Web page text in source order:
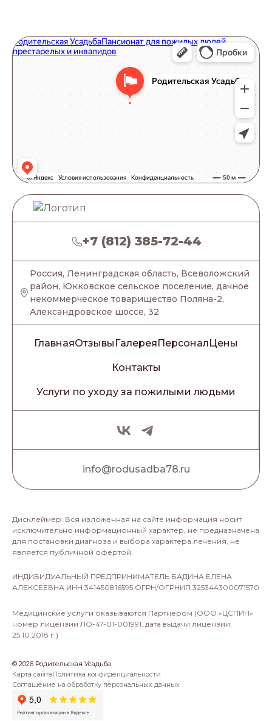
+7 (812) 385-72-44
Россия, Ленинградская область, Всеволожский
район, Юкковское сельское поселение, дачное
некоммерческое товарищество Поляна-2,
Александровское шоссе, 32
ГлавнаяОтзывы Галерея Персонал Цены
Контакты
Услуги по уходу за пожилыми людьми
info@rodusadba78.ru
Дисклеймер: Вся изложенная на сайте информация носит
исключительно информационный характер, не предназначена
для постановки диагноза и выбора характера лечения, не
является публичной офертой.
ИНДИВИДУАЛЬНЫЙ ПРЕДПРИНИМАТЕЛЬ БАДИНА ЕЛЕНА
АЛЕКСЕЕВНА ИНН 341450816595 ОГРН/ОГРНИП 325344300071570
Медицинские услуги оказываются Партнером (ООО «ЦСПИН»
номер лицензии ЛО-47-01-001991, дата выдачи лицензии:
25.10.2018 г.)
© 2026 Родительская Усадьба
Карта сайтаПолитика конфиденциальности
Соглашение на обработку персональных данных